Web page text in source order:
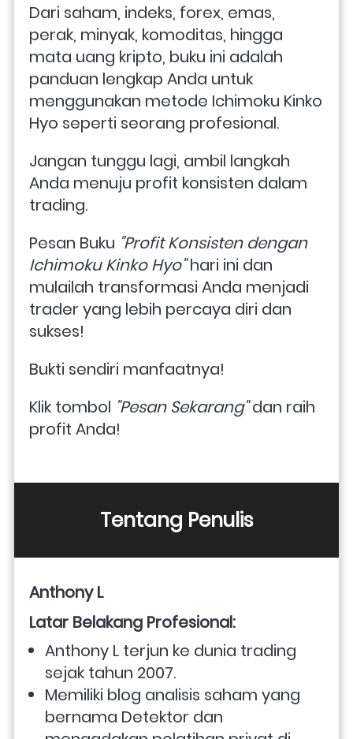
Dari saham, indeks, forex, emas,
perak, minyak, komoditas, hingga
mata uang kripto, buku ini adalah
panduan lengkap Anda untuk
menggunakan metode Ichimoku Kinko
Hyo seperti seorang profesional.
Jangan tunggu lagi, ambil langkah
Anda menuju profit konsisten dalam
trading.
Pesan Buku "Profit Konsisten dengan
Ichimoku Kinko Hyo" hari ini dan
mulailah transformasi Anda menjadi
trader yang lebih percaya diri dan
sukses!
Bukti sendiri manfaatnya!
Klik tombol "Pesan Sekarang" dan raih
profit Anda!
Tentang Penulis
Anthony L
Latar Belakang Profesional:
Anthony L terjun ke dunia trading
sejak tahun 2007.
Memiliki blog analisis saham yang
bernama Detektor dan